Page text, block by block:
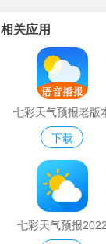
相关应用
七彩天气预报老版
下载
七彩天气预报2022